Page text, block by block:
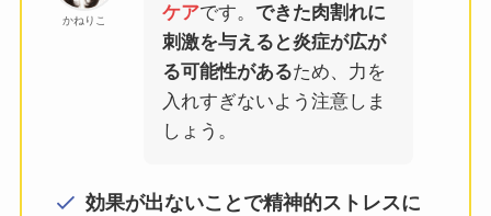
かねりこ
ケアです。 できた肉割れに
刺激を与えると炎症が広が
る可能性があるため、力を
入れすぎないよう注意しま
しょう。
効果が出ないことで精神的ストレスに